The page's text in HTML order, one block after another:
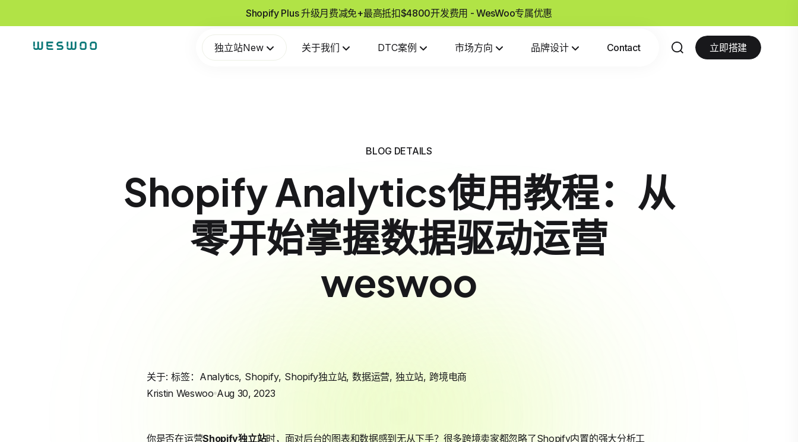
Shopify Plus 升级月费减免+最高抵扣$4800开发费用 - WesWoo专属优惠
独立站New 关于我们 DTC案例 市场方向 品牌设计 Contact 立即搭建
BLOG DETAILS
Shopify Analytics使用教程：从
零开始掌握数据驱动运营
weswoo
关于: 标签： Analytics, Shopify, Shopify独立站,数据运营,独立站, 跨境电商
Kristin Weswoo Aug 30, 2023
你是否在运营Shopify独立站时，面对后台的图表和数据感到无从下手？很多跨境卖家都忽略了Shopify内置的强大分析工